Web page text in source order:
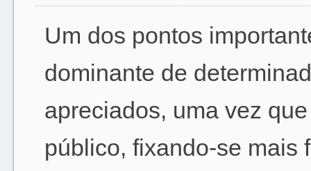
Um dos pontos
dominante de
apreciados, uma vez
público, fixando-se mais